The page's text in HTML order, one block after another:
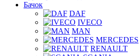
Бачок
DAF
IVECO
MAN
MERCEDES
RENAULT